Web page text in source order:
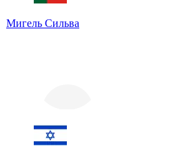
Мигель Сильва